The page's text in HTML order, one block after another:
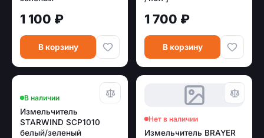
1 100 ₽
В корзину
1 700 ₽
В корзину
В наличии
Измельчитель
STARWIND SCP1010
белый/зеленый
Нет в наличии
Измельчитель BRAYER